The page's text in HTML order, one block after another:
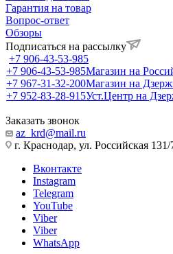
Гарантия на товар
Вопрос-ответ
Обзоры
Подписаться на рассылку
+7 906-43-53-985
+7 906-43-53-985Магазин на
+7 967-31-32-200Магазин на
+7 952-83-28-915Уст.Центр на
Заказать звонок
az_krd@mail.ru
г. Краснодар, ул. Российская 131/
Вконтакте
Instagram
Telegram
YouTube
Viber
Viber
WhatsApp